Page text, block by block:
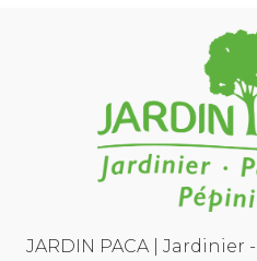
JARDIN PACA | Jardinier